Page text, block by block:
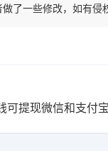
了一些修改，如有侵
可提现微信和支付宝